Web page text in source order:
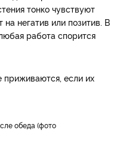
тонко чувствуют
негатив или позитив. В
работа спорится
приживаются, если их